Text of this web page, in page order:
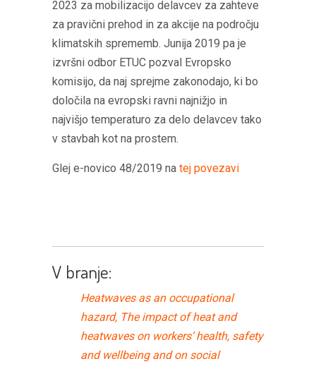
2023 za mobilizacijo delavcev za zahteve
za pravični prehod in za akcije na področju
klimatskih sprememb. Junija 2019 pa je
izvršni odbor ETUC pozval Evropsko
komisijo, da naj sprejme zakonodajo, ki bo
določila na evropski ravni najnižjo in
najvišjo temperaturo za delo delavcev tako
v stavbah kot na prostem.
Glej e-novico 48/2019 na tej povezavi
V branje:
Heatwaves as an occupational
hazard, The impact of heat and
heatwaves on workers’ health, safety
and wellbeing and on social